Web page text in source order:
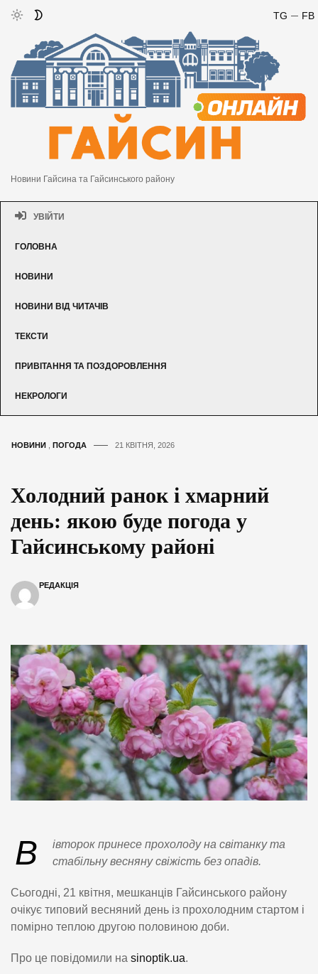
FB
TG
Новини Гайсина та Гайсинського району
УВІЙТИ
ГОЛОВНА
НОВИНИ
НОВИНИ ВІД ЧИТАЧІВ
ТЕКСТИ
ПРИВІТАННЯ ТА ПОЗДОРОВЛЕННЯ
НЕКРОЛОГИ
НОВИНИ ПОГОДА 21 КВІТНЯ, 2026
Холодний ранок і хмарний
день: якою буде погода у
Гайсинському районі
РЕДАКЦІЯ
В
івторок принесе прохолоду на світанку та
стабільну весняну свіжість без опадів.
Сьогодні, 21 квітня, мешканців Гайсинського району
очікує типовий весняний день із прохолодним стартом і
помірно теплою другою половиною доби.
Про це повідомили на sinoptik.ua.